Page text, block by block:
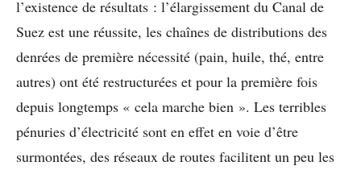
l’existence de résultats : l’élargissement du Canal de
Suez est une réussite, les chaînes de distributions des
denrées de première nécessité (pain, huile, thé, entre
autres) ont été restructurées et pour la première fois
depuis longtemps « cela marche bien ». Les terribles
pénuries d’électricité sont en effet en voie d’être
surmontées, des réseaux de routes facilitent un peu les